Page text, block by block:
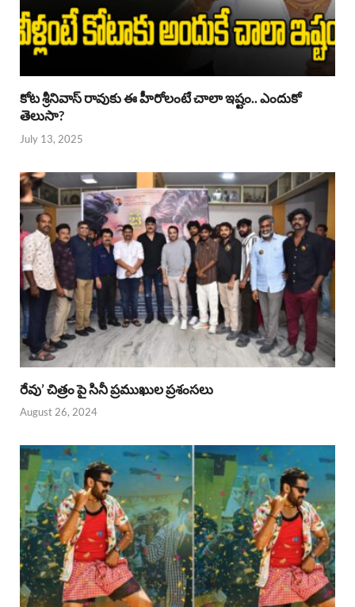
కోట శ్రీనివాస్ రావుకు ఈ హీరోలంటే చాలా ఇష్టం.. ఎందుకో
తెలుసా?
July 13, 2025
రేవు’ చిత్రం పై సినీ ప్రముఖుల ప్రశంసలు
August 26, 2024